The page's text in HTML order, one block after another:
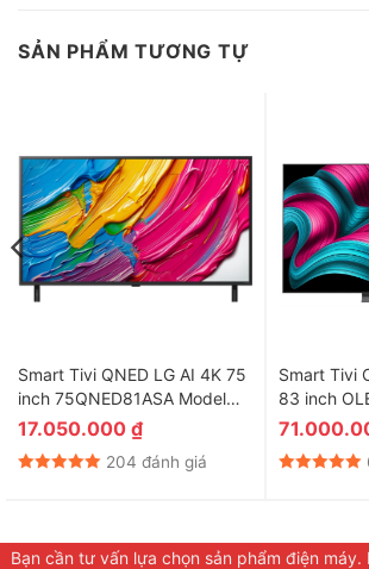
SẢN PHẨM TƯƠNG TỰ
Smart Tivi QNED LG AI 4K 75
inch 75QNED81ASA Model
2025
17.050.000 ₫
204 đánh giá
Smart Tivi
83 inch
Model
Bạn cần tư vấn lựa chọn sản phẩm điện máy.